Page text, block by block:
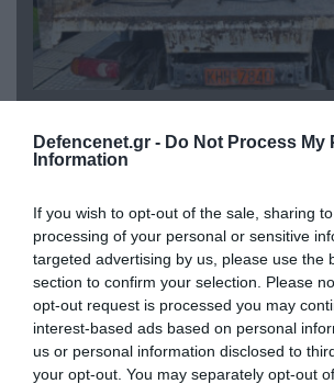
Defencenet.gr - Do Not Process My
Information
If you wish to opt-out of the sale, sharing
processing of your personal or sensitive
targeted advertising by us, please use the
section to confirm your selection. Please
opt-out request is processed you may
interest-based ads based on personal
us or personal information disclosed to
your opt-out. You may separately opt-out
«Επιχείρηση ελεύθερα
Αθήνα: Απομακρύνθηκαν